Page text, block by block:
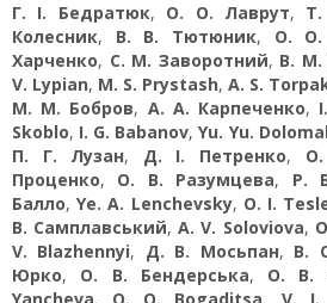
Г. І. Бедратюк, О. О. Лаврут,
Колесник, В. В. Тютюник, О. О.
Харченко, С. М. Заворотний, В. М.
V. Lypian, M. S. Prystash, A. S.
М. М. Бобров, А. А. Карпеченко,
Skoblo, I. G. Babanov,Yu. Yu.
П. Г. Лузан, Д. І. Петренко,
Проценко, О. В. Разумцева, Р.
Балло,Ye. A. Lenchevsky, O. I.
В. Самплавський,A. V. Soloviova,
V. Blazhennyi, Д. В. Мосьпан, В.
Юрко, О. В. Бендерська, O. B.